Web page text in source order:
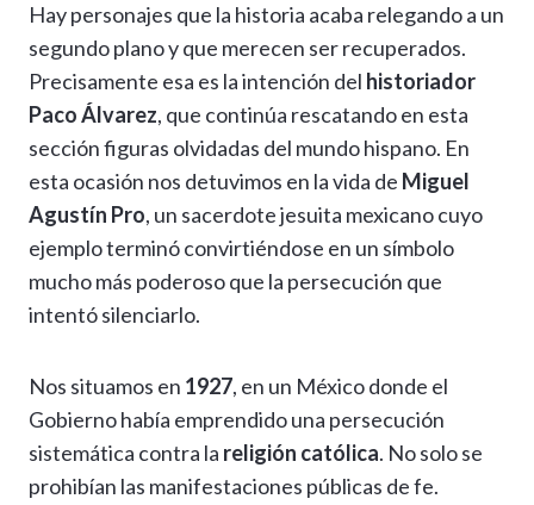
at
s
A
p
p
e
gr
a
m
e
b
o
o
k
ke
dI
n
se
n
g
er
ai
l
p
y
Li
n
k
m
p
ar
ti
r
Hay personajes que la historia acaba relegando a un
segundo plano y que merecen ser recuperados.
Precisamente esa es la intención del historiador
Paco Álvarez, que continúa rescatando en esta
sección figuras olvidadas del mundo hispano. En
esta ocasión nos detuvimos en la vida de Miguel
Agustín Pro, un sacerdote jesuita mexicano cuyo
ejemplo terminó convirtiéndose en un símbolo
mucho más poderoso que la persecución que
intentó silenciarlo.
Nos situamos en 1927, en un México donde el
Gobierno había emprendido una persecución
sistemática contra la religión católica. No solo se
prohibían las manifestaciones públicas de fe.